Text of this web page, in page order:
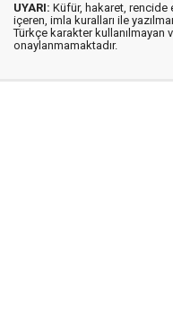
UYARI: Küfür, hakaret, rencide
içeren, imla kuralları ile
Türkçe karakter kullanılmayan
onaylanmamaktadır.